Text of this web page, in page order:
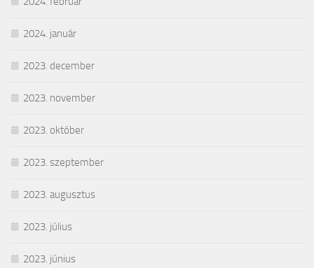
2024. január
2023. december
2023. november
2023. október
2023. szeptember
2023. augusztus
2023. július
2023. június